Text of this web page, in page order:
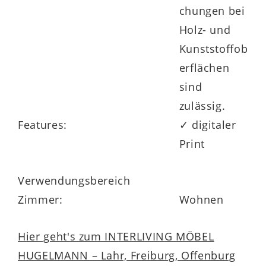
chungen bei
Holz- und
Kunststoffob
erflächen
sind
zulässig.
Features:
✓ digitaler
Print
Verwendungsbereich
Zimmer:
Wohnen
Hier geht's zum INTERLIVING MÖBEL
HUGELMANN – Lahr, Freiburg, Offenburg